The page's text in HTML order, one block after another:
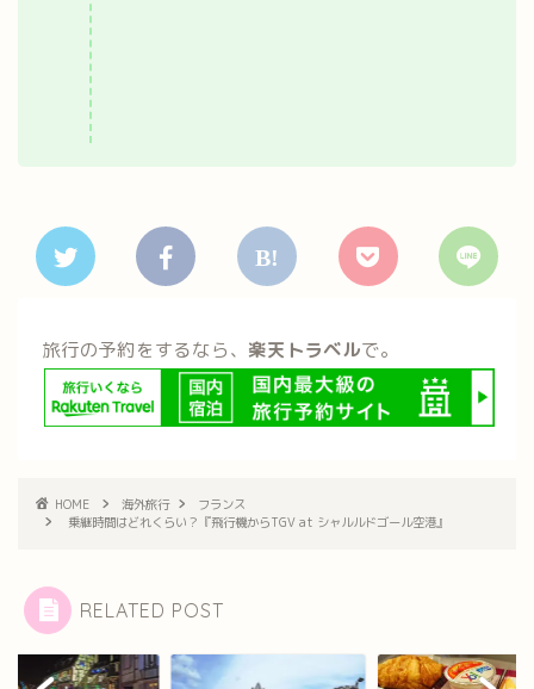
旅行の予約をするなら、 楽天トラベルで。
HOME 海外旅行
フランス
乗継時間はどれくらい？『飛行機からTGV at シャルルドゴール空港』
RELATED POST